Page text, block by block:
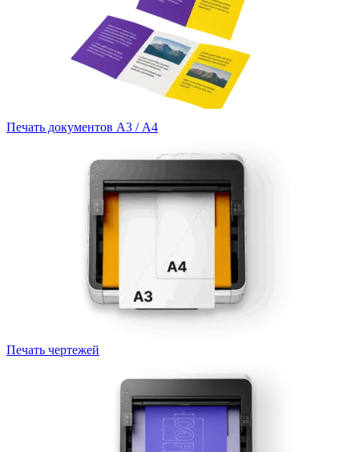
Печать документов А3 / А4
Печать чертежей